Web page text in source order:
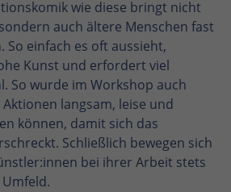
wie diese bringt nicht
auch ältere Menschen fast
So einfach es oft aussieht,
Kunst und erfordert viel
So wurde im Workshop auch
langsam, leise und
können, damit sich das
Schließlich bewegen sich
bei ihrer Arbeit stets